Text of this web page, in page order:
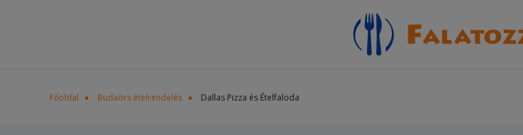
Főoldal Budaörs ételrendelés Dallas Pizza és Ételfaloda